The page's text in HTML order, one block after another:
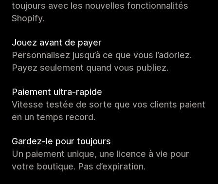
toujours avec les nouvelles fonctionnalités
Shopify.
Jouez avant de payer
Personnalisez jusqu’à ce que vous l’adoriez.
Payez seulement quand vous publiez.
Paiement ultra-rapide
Vitesse testée de sorte que vos clients paient
en un temps record.
Gardez-le pour toujours
Un paiement unique, une licence à vie pour
votre boutique. Pas d’expiration.